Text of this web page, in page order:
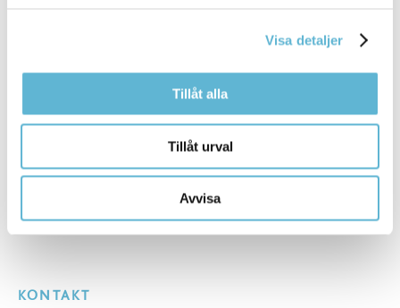
Visa detaljer
Tillåt alla
Tillåt urval
Avvisa
KONTAKT